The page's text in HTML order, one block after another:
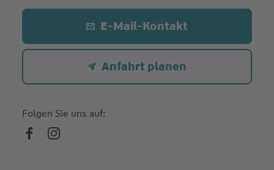
E-Mail-Kontakt
Anfahrt planen
Folgen Sie uns auf: